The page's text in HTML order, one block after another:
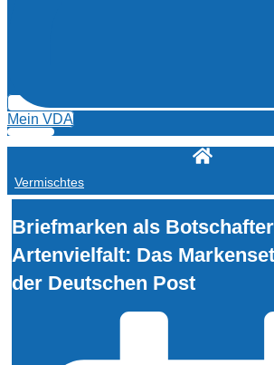
Mein VDA
Vermischtes
Briefmarken als
Artenvielfalt: Das
der Deutschen Post